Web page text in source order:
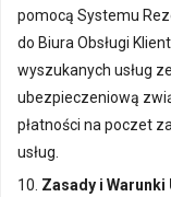
pomocą Systemu
do Biura Obsługi
wyszukanych usług
ubezpieczeniową
płatności na poczet
usług.
10. Zasady i